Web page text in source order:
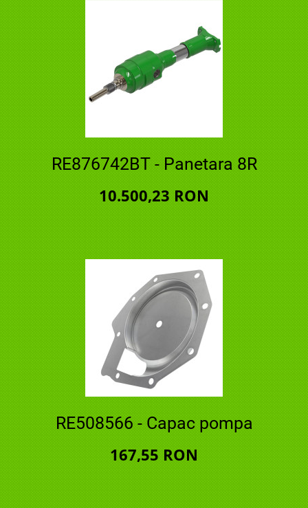
RE876742BT - Panetara 8R
10.500,23 RON
RE508566 - Capac pompa
167,55 RON